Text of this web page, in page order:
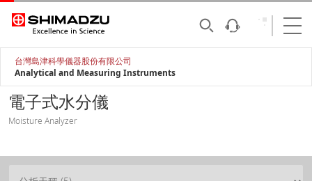
台灣島津科學儀器股份有限公司
Analytical and Measuring Instruments
電子式水分儀
Moisture Analyzer